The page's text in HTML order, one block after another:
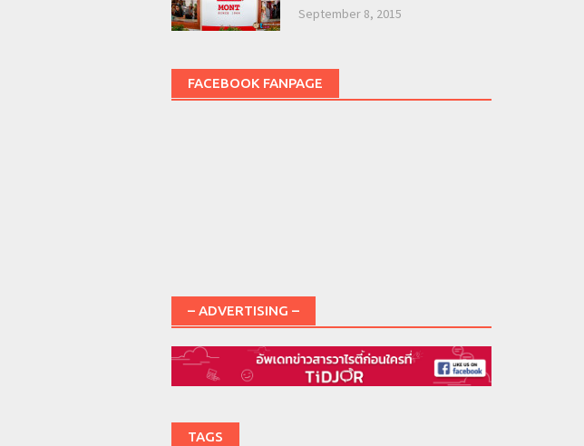
September 8, 2015
FACEBOOK FANPAGE
– ADVERTISING –
TAGS